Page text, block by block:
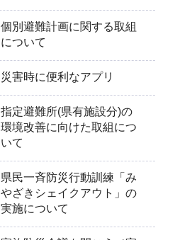
個別避難計画に関する取組
について
災害時に便利なアプリ
指定避難所(県有施設分)の
環境改善に向けた取組につ
いて
県民一斉防災行動訓練「み
やざきシェイクアウト」の
実施について